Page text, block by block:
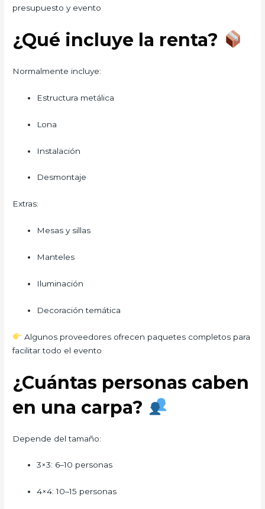
presupuesto y evento
¿Qué incluye la renta?
Normalmente incluye:
Estructura metálica
Lona
Instalación
Desmontaje
Extras:
Mesas y sillas
Manteles
Iluminación
Decoración temática
Algunos proveedores ofrecen paquetes completos para
facilitar todo el evento
¿Cuántas personas caben
en una carpa?
Depende del tamaño:
3×3: 6–10 personas
4×4: 10–15 personas